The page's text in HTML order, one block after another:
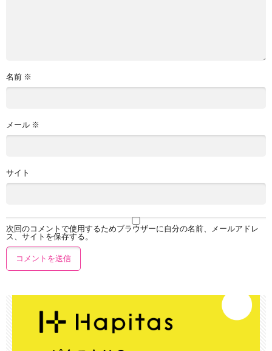
名前 ※
メール ※
サイト
次回のコメントで使用するためブラウザーに自分の名前、メールアドレ
ス、サイトを保存する。